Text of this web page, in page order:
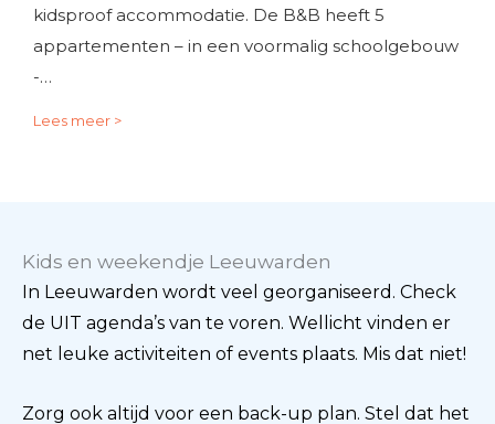
kidsproof accommodatie. De B&B heeft 5
appartementen – in een voormalig schoolgebouw
-…
Lees meer >
Kids en weekendje Leeuwarden
In Leeuwarden wordt veel georganiseerd. Check
de UIT agenda’s van te voren. Wellicht vinden er
net leuke activiteiten of events plaats. Mis dat niet!
Zorg ook altijd voor een back-up plan. Stel dat het